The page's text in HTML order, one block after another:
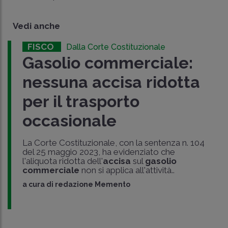
Vedi anche
FISCO Dalla Corte Costituzionale
Gasolio commerciale:
nessuna accisa ridotta
per il trasporto
occasionale
La Corte Costituzionale, con la sentenza n. 104
del 25 maggio 2023, ha evidenziato che
l'aliquota ridotta dell'accisa sul gasolio
commerciale non si applica all'attività..
a cura di redazione Memento